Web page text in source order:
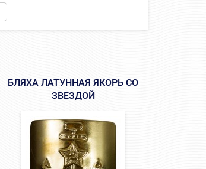
БЛЯХА ЛАТУННАЯ ЯКОРЬ СО
ЗВЕЗДОЙ